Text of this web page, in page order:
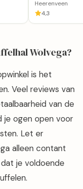
Tweede Kans
Kringloop &
Heerenveen
4,3
Wolvega?
is het
Veel reviews van
van de
je ogen open voor
Let er
alleen contant
je voldoende